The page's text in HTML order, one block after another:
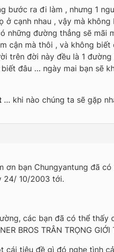
bước ra đi làm , nhưng 1
ở cạnh nhau , vậy mà
những đường thẳng sẽ mãi
cận mà thôi , và không biết
trên đời này đều là 1
đâu … ngày mai bạn sẽ
… khi nào chúng ta sẽ gặp
ơn bạn Chungyantung đã
24/ 10/2003 tới.
các bạn đã có thể thấy
BROS TRÂN TRỌNG
cái tiêu đề gì đó nghe tình